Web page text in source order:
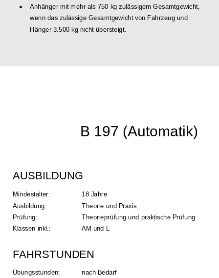
• Anhänger mit mehr als 750 kg zulässigem Gesamtgewicht,
wenn das zulässige Gesamtgewicht von Fahrzeug und
Hänger 3.500 kg nicht übersteigt.
AUSBILDUNG
Mindestalter: 18 Jahre
Ausbildung: Theorie und Praxis
Prüfung: Theorieprüfung und praktische Prüfung
Klassen inkl.: AM und L
FAHRSTUNDEN
Übungsstunden: nach Bedarf
B 197 (Automatik)